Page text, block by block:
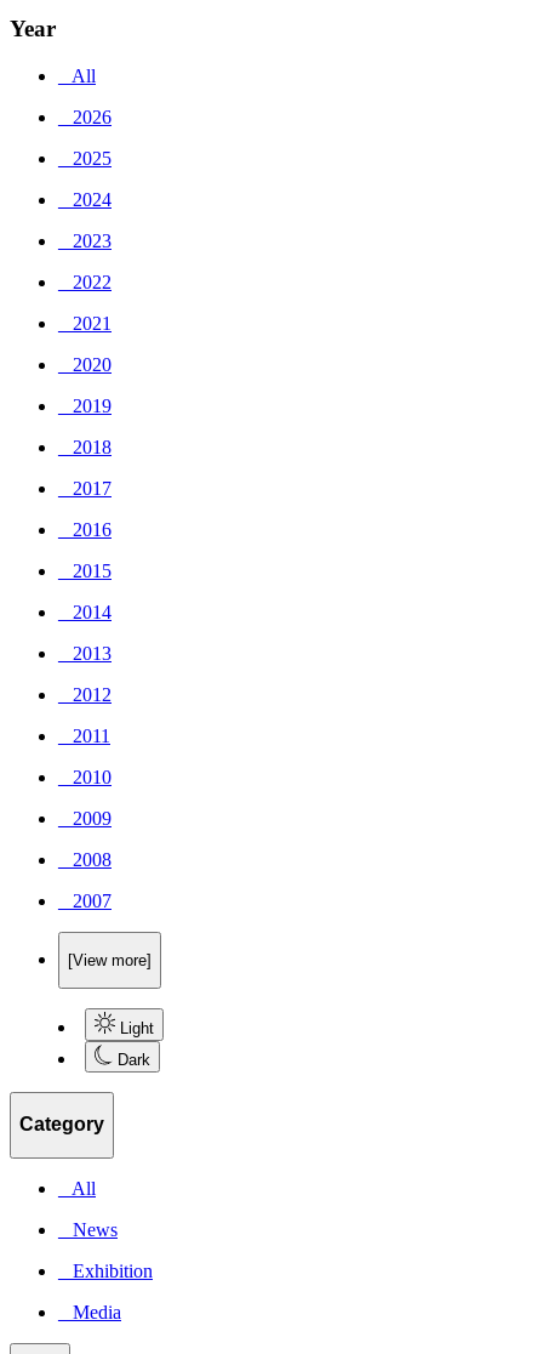
Year
_ All
_ 2026
_ 2025
_ 2024
_ 2023
_ 2022
_ 2021
_ 2020
_ 2019
_ 2018
_ 2017
_ 2016
_ 2015
_ 2014
_ 2013
_ 2012
_ 2011
_ 2010
_ 2009
_ 2008
_ 2007
[View more]
Light
Dark
Category
_ All
_ News
_ Exhibition
_ Media